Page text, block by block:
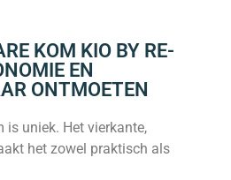
KOM KIO BY RE-
EN
ONTMOETEN
is uniek. Het vierkante,
het zowel praktisch als